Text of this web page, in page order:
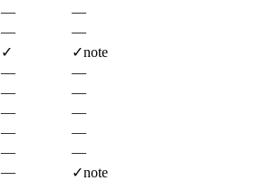
—
—
—
—
✓ ✓note
—
—
—
—
—
—
—
—
—
—
— ✓note